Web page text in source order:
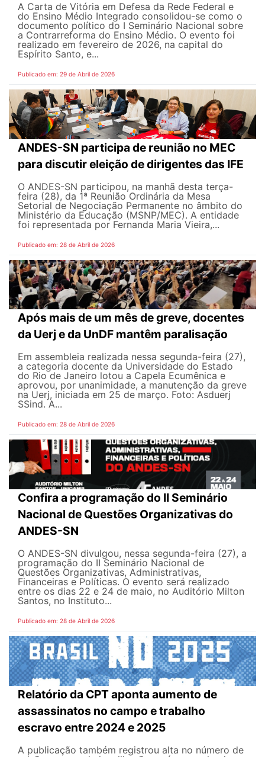
A Carta de Vitória em Defesa da Rede Federal e
do Ensino Médio Integrado consolidou-se como o
documento político do I Seminário Nacional sobre
a Contrarreforma do Ensino Médio. O evento foi
realizado em fevereiro de 2026, na capital do
Espírito Santo, e...
Publicado em: 29 de Abril de 2026
ANDES-SN participa de reunião no MEC
para discutir eleição de dirigentes das IFE
O ANDES-SN participou, na manhã desta terça-
feira (28), da 1ª Reunião Ordinária da Mesa
Setorial de Negociação Permanente no âmbito do
Ministério da Educação (MSNP/MEC). A entidade
foi representada por Fernanda Maria Vieira,...
Publicado em: 28 de Abril de 2026
Após mais de um mês de greve, docentes
da Uerj e da UnDF mantêm paralisação
Em assembleia realizada nessa segunda-feira (27),
a categoria docente da Universidade do Estado
do Rio de Janeiro lotou a Capela Ecumênica e
aprovou, por unanimidade, a manutenção da greve
na Uerj, iniciada em 25 de março. Foto: Asduerj
SSind. A...
Publicado em: 28 de Abril de 2026
Confira a programação do II Seminário
Nacional de Questões Organizativas do
ANDES-SN
O ANDES-SN divulgou, nessa segunda-feira (27), a
programação do II Seminário Nacional de
Questões Organizativas, Administrativas,
Financeiras e Políticas. O evento será realizado
entre os dias 22 e 24 de maio, no Auditório Milton
Santos, no Instituto...
Publicado em: 28 de Abril de 2026
Relatório da CPT aponta aumento de
assassinatos no campo e trabalho
escravo entre 2024 e 2025
A publicação também registrou alta no número de